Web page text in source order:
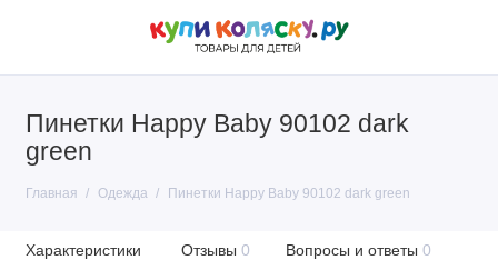
Пинетки Happy Baby 90102 dark
green
Главная Одежда Пинетки Happy Baby 90102 dark green
Характеристики Отзывы 0 Вопросы и ответы 0